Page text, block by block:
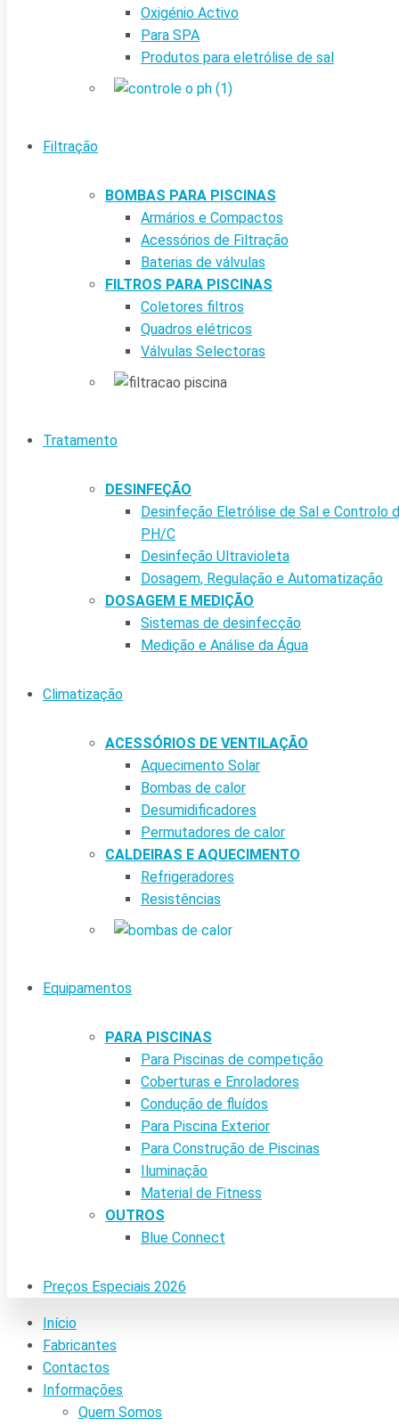
Oxigénio Activo
Para SPA
Produtos para eletrólise de sal
Filtração
BOMBAS PARA PISCINAS
Armários e Compactos
Acessórios de Filtração
Baterias de válvulas
FILTROS PARA PISCINAS
Coletores filtros
Quadros elétricos
Válvulas Selectoras
Tratamento
DESINFEÇÃO
Desinfeção Eletrólise de Sal e Controlo
PH/C
Desinfeção Ultravioleta
Dosagem, Regulação e Automatização
DOSAGEM E MEDIÇÃO
Sistemas de desinfecção
Medição e Análise da Água
Climatização
ACESSÓRIOS DE VENTILAÇÃO
Aquecimento Solar
Bombas de calor
Desumidificadores
Permutadores de calor
CALDEIRAS E AQUECIMENTO
Refrigeradores
Resistências
Equipamentos
PARA PISCINAS
Para Piscinas de competição
Coberturas e Enroladores
Condução de fluídos
Para Piscina Exterior
Para Construção de Piscinas
Iluminação
Material de Fitness
OUTROS
Blue Connect
Preços Especiais 2026
Início
Fabricantes
Contactos
Informações
Quem Somos